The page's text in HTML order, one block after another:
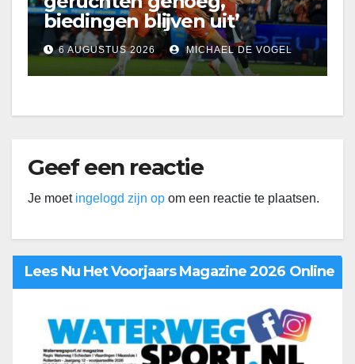
biedingen blijven uit’
6 AUGUSTUS 2026 MICHAEL DE VOGEL
Geef een reactie
Je moet ingelogd zijn op om een reactie te plaatsen.
Lees Nu Het Voorjaars Magazine 2026 Online